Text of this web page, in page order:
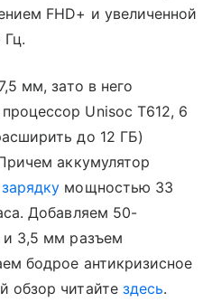
FHD+ и увеличенной
Гц.
мм, зато в него
Unisoc T612, 6
до 12 ГБ)
аккумулятор
мощностью 33
Добавляем 50-
и 3,5 мм разъем
бодрое антикризисное
обзор читайтездесь.